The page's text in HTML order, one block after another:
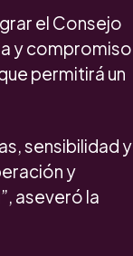
el Consejo
y compromiso
permitirá un
sensibilidad y
y
aseveró la